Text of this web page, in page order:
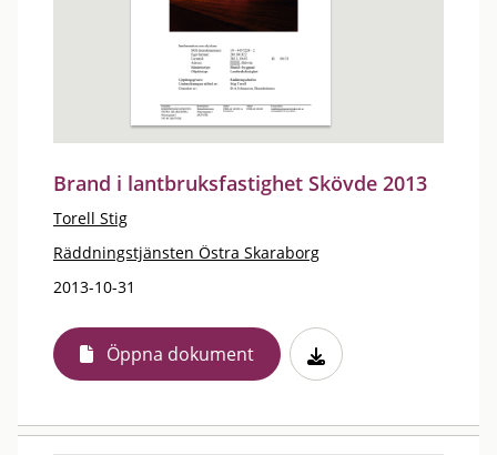
Brand i lantbruksfastighet Skövde 2013
Torell Stig
Räddningstjänsten Östra Skaraborg
2013-10-31
Öppna dokument